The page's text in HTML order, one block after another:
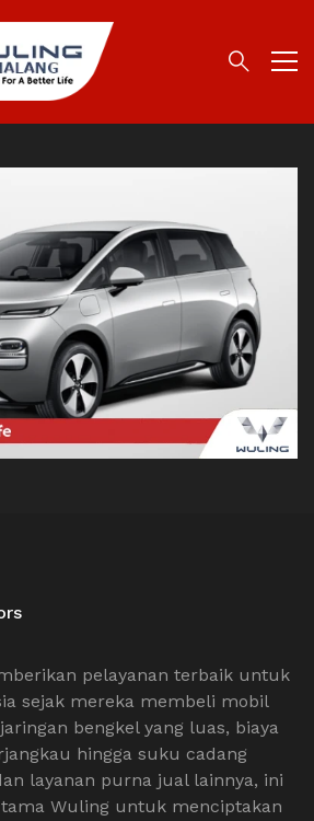
pelayanan terbaik untuk
sejak mereka membeli mobil
bengkel yang luas, biaya
hingga suku cadang
layanan purna jual lainnya, ini
Wuling untuk menciptakan